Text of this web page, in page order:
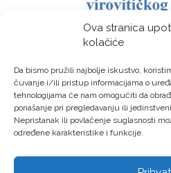
Ova stranica
kolačiće
Da bismo pružili najbolje iskustvo,
čuvanje i/ili pristup informacijama o
tehnologijama će nam omogućiti da
ponašanje pri pregledavanju ili
Nepristanak ili povlačenje suglasnosti
određene karakteristike i funkcije.